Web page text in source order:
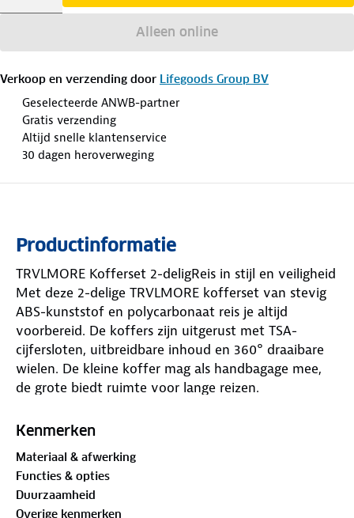
Alleen online
Verkoop en verzending door Lifegoods Group BV
Geselecteerde ANWB-partner
Gratis verzending
Altijd snelle klantenservice
30 dagen heroverweging
Productinformatie
TRVLMORE Kofferset 2-deligReis in stijl en veiligheid
Met deze 2-delige TRVLMORE kofferset van stevig
ABS-kunststof en polycarbonaat reis je altijd
voorbereid. De koffers zijn uitgerust met TSA-
cijfersloten, uitbreidbare inhoud en 360° draaibare
wielen. De kleine koffer mag als handbagage mee,
de grote biedt ruimte voor lange reizen.
Kenmerken
Materiaal & afwerking
Functies & opties
Duurzaamheid
Overige kenmerken